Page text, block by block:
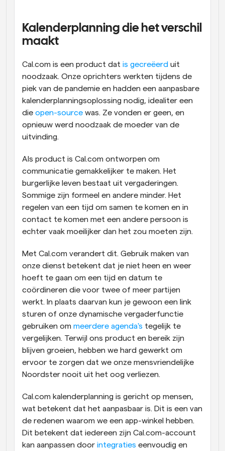
Supercharged planning met AI-gestuurde
oproepen
Automatiseer planning en herinneringen
Blijf op de hoogte van het laatste nieuws en updates
Instant Vergaderingen
Ontmoet cliënten binnen enkele minuten
Dynamische Groep Links
Boek naadloos vergaderingen met meerdere mensen
Webhooks
Ontvang een melding wanneer er iets gebeurt
Kalenderplanning die het verschil
maakt
Cal.com is een product dat is gecreëerd uit
noodzaak. Onze oprichters werkten tijdens de
piek van de pandemie en hadden een aanpasbare
kalenderplanningsoplossing nodig, idealiter een
die open-source was. Ze vonden er geen, en
opnieuw werd noodzaak de moeder van de
uitvinding.
Als product is Cal.com ontworpen om
communicatie gemakkelijker te maken. Het
burgerlijke leven bestaat uit vergaderingen.
Sommige zijn formeel en andere minder. Het
regelen van een tijd om samen te komen en in
contact te komen met een andere persoon is
echter vaak moeilijker dan het zou moeten zijn.
Met Cal.com verandert dit. Gebruik maken van
onze dienst betekent dat je niet heen en weer
hoeft te gaan om een tijd en datum te
coördineren die voor twee of meer partijen
werkt. In plaats daarvan kun je gewoon een link
sturen of onze dynamische vergaderfunctie
gebruiken om meerdere agenda's tegelijk te
vergelijken. Terwijl ons product en bereik zijn
blijven groeien, hebben we hard gewerkt om
ervoor te zorgen dat we onze mensvriendelijke
Noordster nooit uit het oog verliezen.
Cal.com kalenderplanning is gericht op mensen,
wat betekent dat het aanpasbaar is. Dit is een van
de redenen waarom we een app-winkel hebben.
Dit betekent dat iedereen zijn Cal.com-account
kan aanpassen door integraties eenvoudig en